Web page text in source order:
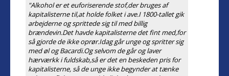
"Alkohol er et euforiserende stof,der bruges af
kapitalisterne til,at holde folket i ave.I 1800-tallet gik
arbejderne og sprittede sig til med billig
brændevin.Det havde kapitalisterne det fint med,for
så gjorde de ikke oprør.Idag går unge og spritter sig
med øl og Bacardi.Og selvom de går og laver
hærværkk i fuldskab,så er det en beskeden pris for
kapitalisterne, så de unge ikke begynder at tænke